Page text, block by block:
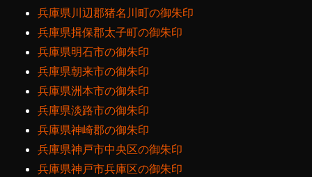
兵庫県川辺郡猪名川町の御朱印
兵庫県揖保郡太子町の御朱印
兵庫県明石市の御朱印
兵庫県朝来市の御朱印
兵庫県洲本市の御朱印
兵庫県淡路市の御朱印
兵庫県神崎郡の御朱印
兵庫県神戸市中央区の御朱印
兵庫県神戸市兵庫区の御朱印